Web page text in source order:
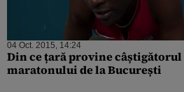
04 Oct. 2015, 14:24
Din ce țară provine câștigătorul
maratonului de la București